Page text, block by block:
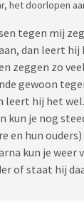
het doorlopen
tegen mij
dan leert
zeggen zo
gewoon
hij het
kun je nog
en hun
kun je weer
of staat hij